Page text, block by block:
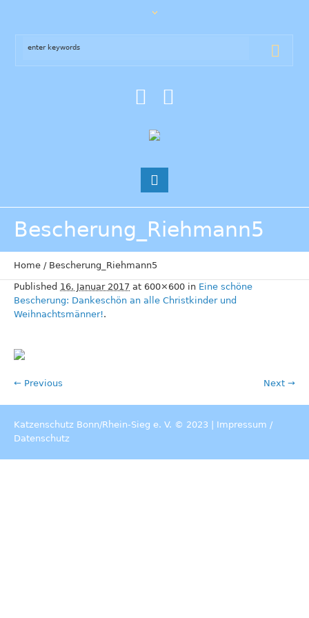
Bescherung_Riehmann5
Home / Bescherung_Riehmann5
Published 16. Januar 2017 at 600×600 in Eine schöne
Bescherung: Dankeschön an alle Christkinder und
Weihnachtsmänner!.
← Previous Next →
Katzenschutz Bonn/Rhein-Sieg e. V. © 2023 | Impressum /
Datenschutz